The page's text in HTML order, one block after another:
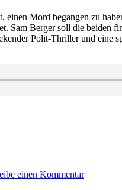
einen Mord begangen zu
Sam Berger soll die beiden
Polit-Thriller und eine
einen KommentarArne